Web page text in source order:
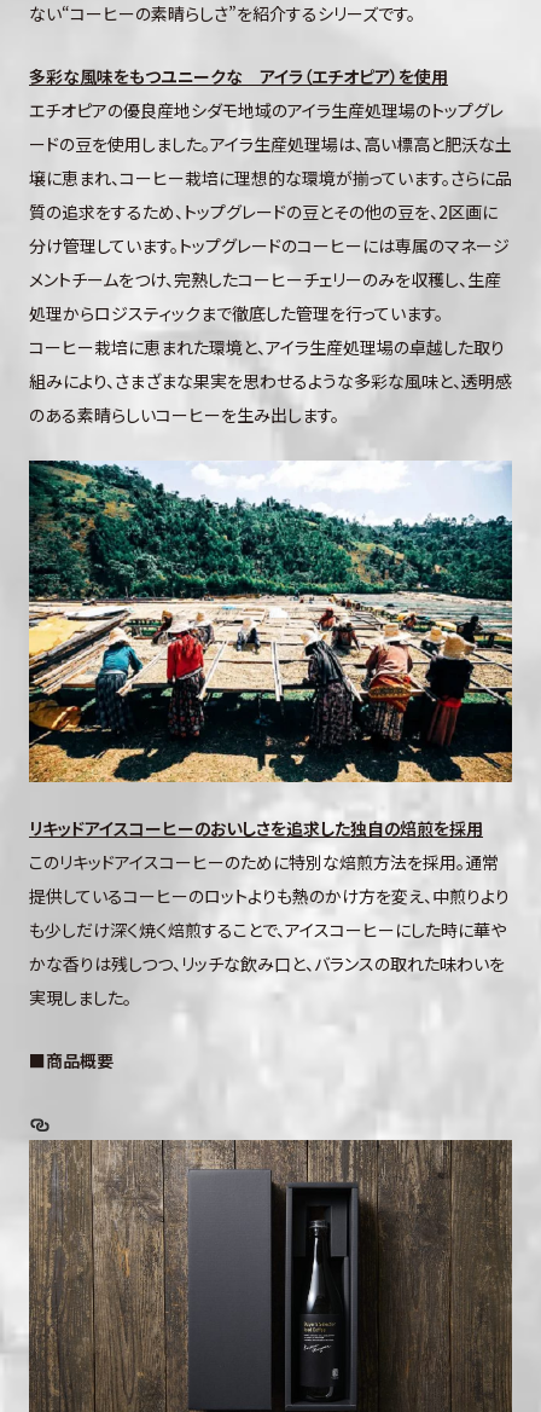
ない“コーヒーの素晴らしさ”を紹介するシリーズです。
多彩な風味をもつユニークな アイラ（エチオピア）を使用
エチオピアの優良産地シダモ地域のアイラ生産処理場のトップグレ
ードの豆を使用しました。アイラ生産処理場は、高い標高と肥沃な土
壌に恵まれ、コーヒー栽培に理想的な環境が揃っています。さらに品
質の追求をするため、トップグレードの豆とその他の豆を、2区画に
分け管理しています。トップグレードのコーヒーには専属のマネージ
メントチームをつけ、完熟したコーヒーチェリーのみを収穫し、生産
処理からロジスティックまで徹底した管理を行っています。
コーヒー栽培に恵まれた環境と、アイラ生産処理場の卓越した取り
組みにより、さまざまな果実を思わせるような多彩な風味と、透明感
のある素晴らしいコーヒーを生み出します。
リキッドアイスコーヒーのおいしさを追求した独自の焙煎を採用
このリキッドアイスコーヒーのために特別な焙煎方法を採用。通常
提供しているコーヒーのロットよりも熱のかけ方を変え、中煎りより
も少しだけ深く焼く焙煎することで、アイスコーヒーにした時に華や
かな香りは残しつつ、リッチな飲み口と、バランスの取れた味わいを
実現しました。
■商品概要